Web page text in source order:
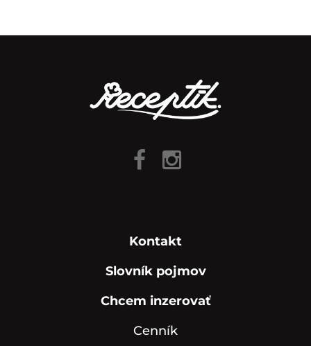
Kontakt
Slovník pojmov
Chcem inzerovať
Cenník